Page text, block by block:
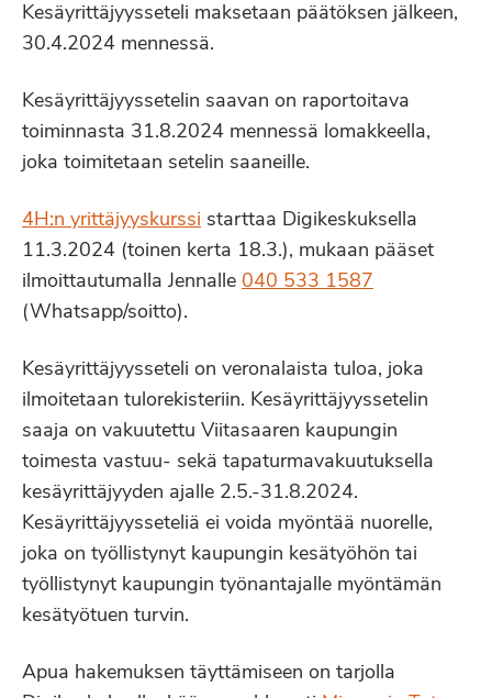
Kesäyrittäjyysseteli maksetaan päätöksen jälkeen,
30.4.2024 mennessä.
Kesäyrittäjyyssetelin saavan on raportoitava
toiminnasta 31.8.2024 mennessä lomakkeella,
joka toimitetaan setelin saaneille.
4H:n yrittäjyyskurssi starttaa Digikeskuksella
11.3.2024 (toinen kerta 18.3.), mukaan pääset
ilmoittautumalla Jennalle 040 533 1587
(Whatsapp/soitto).
Kesäyrittäjyysseteli on veronalaista tuloa, joka
ilmoitetaan tulorekisteriin. Kesäyrittäjyyssetelin
saaja on vakuutettu Viitasaaren kaupungin
toimesta vastuu- sekä tapaturmavakuutuksella
kesäyrittäjyyden ajalle 2.5.-31.8.2024.
Kesäyrittäjyysseteliä ei voida myöntää nuorelle,
joka on työllistynyt kaupungin kesätyöhön tai
työllistynyt kaupungin työnantajalle myöntämän
kesätyötuen turvin.
Apua hakemuksen täyttämiseen on tarjolla